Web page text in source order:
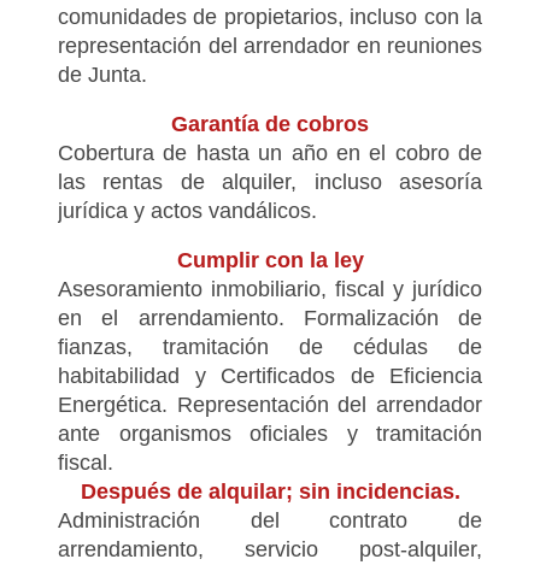
comunidades de propietarios, incluso con la
representación del arrendador en reuniones
de Junta.
Garantía de cobros
Cobertura de hasta un año en el cobro de
las rentas de alquiler, incluso asesoría
jurídica y actos vandálicos.
Cumplir con la ley
Asesoramiento inmobiliario, fiscal y jurídico
en el arrendamiento. Formalización de
fianzas, tramitación de cédulas de
habitabilidad y Certificados de Eficiencia
Energética. Representación del arrendador
ante organismos oficiales y tramitación
fiscal.
Después de alquilar; sin incidencias.
Administración del contrato de
arrendamiento, servicio post-alquiler,